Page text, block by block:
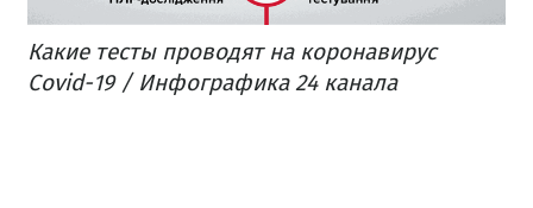
Какие тесты проводят на коронавирус
Covid-19 / Инфографика 24 канала